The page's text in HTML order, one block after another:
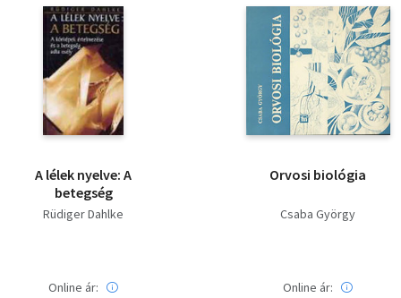
A lélek nyelve: A
betegség
Rüdiger Dahlke
Online ár:
Orvosi biológia
Csaba György
Online ár: